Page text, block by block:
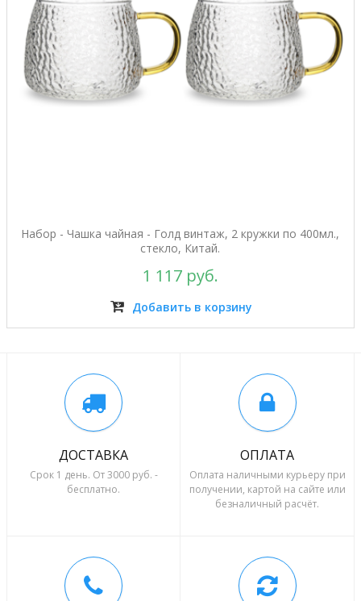
Набор - Чашка чайная - Голд винтаж, 2 кружки по 400мл.,
стекло, Китай.
1 117 руб.
Добавить в корзину
ДОСТАВКА
Срок 1 день. От 3000 руб. -
бесплатно.
ОПЛАТА
Оплата наличными курьеру при
получении, картой на сайте или
безналичный расчёт.